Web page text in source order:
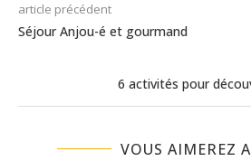
article précédent
Séjour Anjou-é et gourmand
6 activités pour
VOUS AIMEREZ